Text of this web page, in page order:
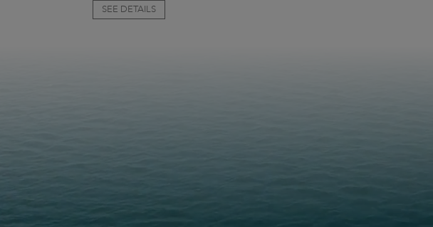
SEE DETAILS